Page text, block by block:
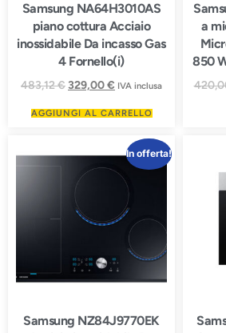
Samsung NA64H3010AS
piano cottura Acciaio
inossidabile Da incasso Gas
4 Fornello(i)
483,12€329,00€ IVA inclusa
AGGIUNGI AL CARRELLO
a
850
In offerta!
Samsung NZ84J9770EK